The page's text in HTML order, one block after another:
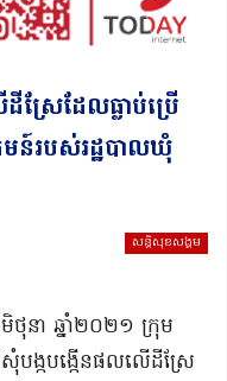
ស្រែដែលធ្លាប់ប្រេី
មន៍របស់រដ្ឋបាលឃុំ
សន្តិសុខសង្គម
ថុនា​ ឆ្នាំ២០២១​ ក្រុម
សុំបង្កបង្កេីនផលលេីដីស្រែ